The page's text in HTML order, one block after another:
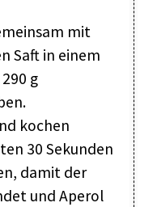
mit
Saft in einem
g
kochen
30 Sekunden
damit der
und Aperol